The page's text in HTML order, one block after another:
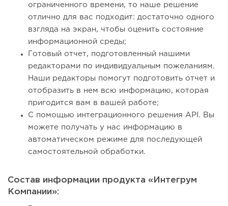
ограниченного времени, то наше решение
отлично для вас подходит: достаточно одного
взгляда на экран, чтобы оценить состояние
информационной среды;
Готовый отчет, подготовленный нашими
редакторами по индивидуальным пожеланиям.
Наши редакторы помогут подготовить отчет и
отобразить в нем всю информацию, которая
пригодится вам в вашей работе;
С помощью интеграционного решения API. Вы
можете получать у нас информацию в
автоматическом режиме для последующей
самостоятельной обработки.
Состав информации продукта «Интегрум
Компании»: